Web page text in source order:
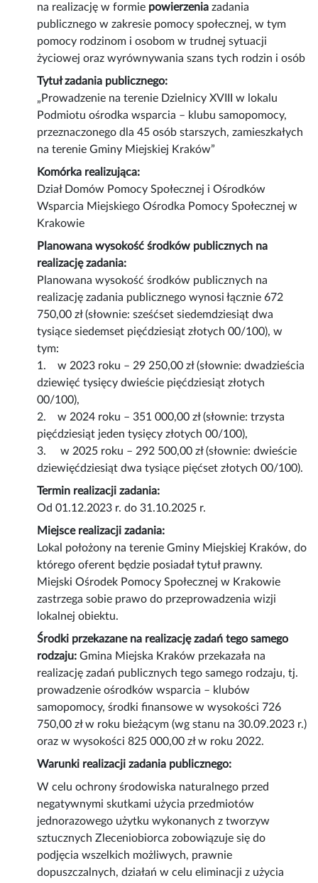
na realizację w formie powierzenia zadania
publicznego w zakresie pomocy społecznej, w tym
pomocy rodzinom i osobom w trudnej sytuacji
życiowej oraz wyrównywania szans tych rodzin i osób
Tytuł zadania publicznego:
„Prowadzenie na terenie Dzielnicy XVIII w lokalu
Podmiotu ośrodka wsparcia – klubu samopomocy,
przeznaczonego dla 45 osób starszych, zamieszkałych
na terenie Gminy Miejskiej Kraków”
Komórka realizująca:
Dział Domów Pomocy Społecznej i Ośrodków
Wsparcia Miejskiego Ośrodka Pomocy Społecznej w
Krakowie
Planowana wysokość środków publicznych na
realizację zadania:
Planowana wysokość środków publicznych na
realizację zadania publicznego wynosi łącznie 672
750,00 zł (słownie: sześćset siedemdziesiąt dwa
tysiące siedemset pięćdziesiąt złotych 00/100), w
tym:
1. w 2023 roku – 29 250,00 zł (słownie: dwadzieścia
dziewięć tysięcy dwieście pięćdziesiąt złotych
00/100),
2. w 2024 roku – 351 000,00 zł (słownie: trzysta
pięćdziesiąt jeden tysięcy złotych 00/100),
3. w 2025 roku – 292 500,00 zł (słownie: dwieście
dziewięćdziesiąt dwa tysiące pięćset złotych 00/100).
Termin realizacji zadania:
Od 01.12.2023 r. do 31.10.2025 r.
Miejsce realizacji zadania:
Lokal położony na terenie Gminy Miejskiej Kraków, do
którego oferent będzie posiadał tytuł prawny.
Miejski Ośrodek Pomocy Społecznej w Krakowie
zastrzega sobie prawo do przeprowadzenia wizji
lokalnej obiektu.
Środki przekazane na realizację zadań tego samego
rodzaju:Gmina Miejska Kraków przekazała na
realizację zadań publicznych tego samego rodzaju, tj.
prowadzenie ośrodków wsparcia – klubów
samopomocy, środki finansowe w wysokości 726
750,00 zł w roku bieżącym (wg stanu na 30.09.2023 r.)
oraz w wysokości 825 000,00 zł w roku 2022.
Warunki realizacji zadania publicznego:
W celu ochrony środowiska naturalnego przed
negatywnymi skutkami użycia przedmiotów
jednorazowego użytku wykonanych z tworzyw
sztucznych Zleceniobiorca zobowiązuje się do
podjęcia wszelkich możliwych, prawnie
dopuszczalnych, działań w celu eliminacji z użycia